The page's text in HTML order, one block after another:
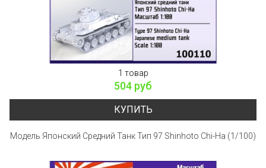
1 товар
504 руб
КУПИТЬ
Модель Японский Средний Танк Тип 97 Shinhoto Chi-Ha (1/100)